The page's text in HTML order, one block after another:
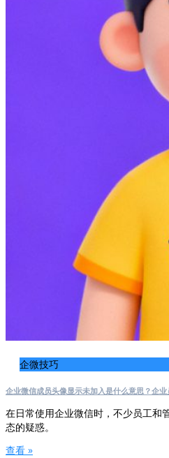
企微技巧
企业微信成员头像显示未加入是什么意思？企
在日常使用企业微信时，不少员工和
态的疑惑。
查看 »